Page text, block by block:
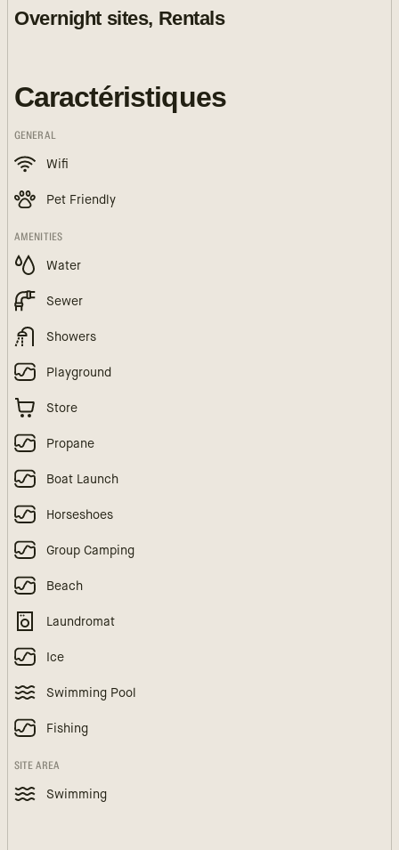
Overnight sites, Rentals
Caractéristiques
GENERAL
Wifi
Pet Friendly
AMENITIES
Water
Sewer
Showers
Playground
Store
Propane
Boat Launch
Horseshoes
Group Camping
Beach
Laundromat
Ice
Swimming Pool
Fishing
SITE AREA
Swimming